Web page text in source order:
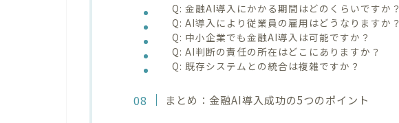
Q: 金融AI導入にかかる期間はどのくらいですか？
Q: AI導入により従業員の雇用はどうなりますか？
Q: 中小企業でも金融AI導入は可能ですか？
Q: AI判断の責任の所在はどこにありますか？
Q: 既存システムとの統合は複雑ですか？
まとめ：金融AI導入成功の5つのポイント